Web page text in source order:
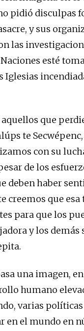
pidió disculpas
y sus
las
esté
Iglesias
que
te
con su
de los
deben haber
creemos que esa
para que los
y los demás
una imagen,
humano
varias
el mundo en